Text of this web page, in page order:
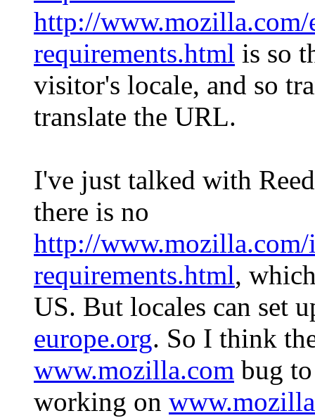
http://
requirements.html is so
visitor's locale, and so
translate the URL.
I've just talked with
there is no
http://
requirements.html,
US. But locales can set
europe.org. So I think
www.mozilla.com bug
working on